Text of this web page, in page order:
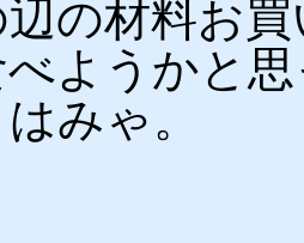
の材料お
ようかと
みゃ。